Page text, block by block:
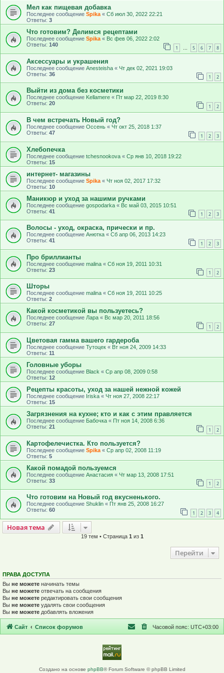
Мел как пищевая добавка
Последнее сообщение Spika « Сб июл 30, 2022 22:21
Ответы: 3
Что готовим? Делимся рецептами
Последнее сообщение Spika « Вс фев 06, 2022 2:02
Ответы: 140 1 … 5 6 7 8
Аксессуары и украшения
Последнее сообщение Anesteisha « Чт дек 02, 2021 19:03
Ответы: 36 1 2
Выйти из дома без косметики
Последнее сообщение Kellamere « Пт мар 22, 2019 8:30
Ответы: 20 1 2
В чем встречать Новый год?
Последнее сообщение Оссень « Чт окт 25, 2018 1:37
Ответы: 47 1 2 3
Хлебопечка
Последнее сообщение tchesnookovа « Ср янв 10, 2018 19:22
Ответы: 15
интернет- магазины
Последнее сообщение Spika « Чт ноя 02, 2017 17:32
Ответы: 10
Маникюр и уход за нашими ручками
Последнее сообщение gospodarka « Вс май 03, 2015 10:51
Ответы: 41 1 2 3
Волосы - уход, окраска, прически и пр.
Последнее сообщение Анютка « Сб апр 06, 2013 14:23
Ответы: 41 1 2 3
Про бриллианты
Последнее сообщение malina « Сб ноя 19, 2011 10:31
Ответы: 23 1 2
Шторы
Последнее сообщение malina « Сб ноя 19, 2011 10:25
Ответы: 2
Какой косметикой вы пользуетесь?
Последнее сообщение Лара « Вс мар 20, 2011 18:56
Ответы: 27 1 2
Цветовая гамма вашего гардероба
Последнее сообщение Тутоцек « Вт ноя 24, 2009 14:33
Ответы: 11
Головные уборы
Последнее сообщение Black « Ср апр 08, 2009 0:58
Ответы: 12
Рецепты красоты, уход за нашей нежной кожей
Последнее сообщение Iriska « Чт ноя 27, 2008 22:17
Ответы: 15
Загрязнения на кухне; кто и как с этим правляется
Последнее сообщение Бабочка « Пт ноя 14, 2008 6:36
Ответы: 21 1 2
Картофелечистка. Кто пользуется?
Последнее сообщение Spika « Ср апр 02, 2008 11:19
Ответы: 5
Какой помадой пользуемся
Последнее сообщение Анастасия « Чт мар 13, 2008 17:51
Ответы: 33 1 2
Что готовим на Новый год вкусненького.
Последнее сообщение Shuklin « Пт янв 25, 2008 16:27
Ответы: 60 1 2 3 4
Новая тема
Новаятема
19 тем • Страница 1 из 1
Перейти
ПРАВА ДОСТУПА
Вы не можете начинать темы
Вы не можете отвечать на сообщения
Вы не можете редактировать свои сообщения
Вы не можете удалять свои сообщения
Вы не можете добавлять вложения
Сайт Список форумов Часовой пояс: UTC+03:00
Создано на основе phpBB® Forum Software © phpBB Limited